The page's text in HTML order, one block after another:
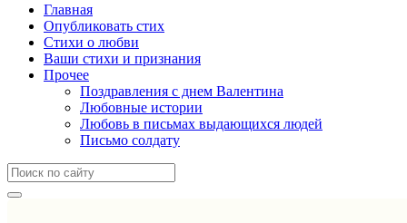
Главная
Опубликовать стих
Стихи о любви
Ваши стихи и признания
Прочее
Поздравления с днем Валентина
Любовные истории
Любовь в письмах выдающихся людей
Письмо солдату